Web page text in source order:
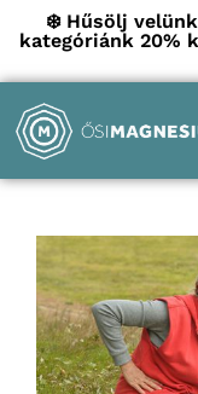
❄️ Hűsölj
kategóriánk 20%